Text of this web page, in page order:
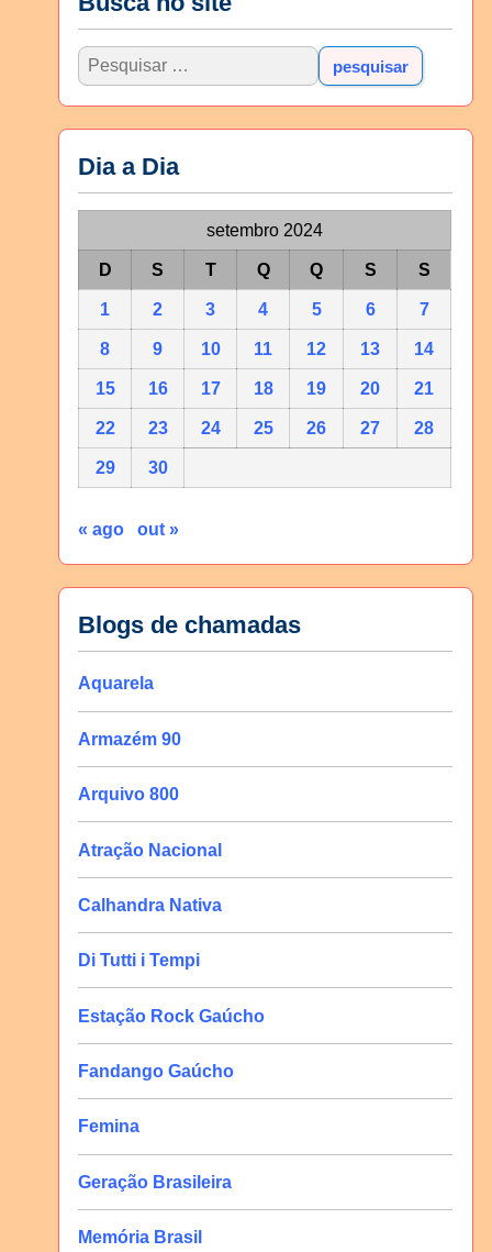
Dia a Dia
setembro 2024
D S T Q Q S S
1 2 3 4 5 6 7
8 9 10 11 12 13 14
15 16 17 18 19 20 21
22 23 24 25 26 27 28
29 30
« ago out »
Blogs de chamadas
Aquarela
Armazém 90
Arquivo 800
Atração Nacional
Calhandra Nativa
Di Tutti i Tempi
Estação Rock Gaúcho
Fandango Gaúcho
Femina
Geração Brasileira
Memória Brasil